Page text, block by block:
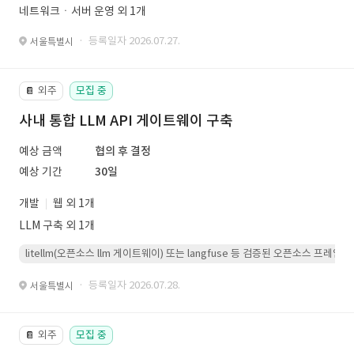
네트워크ㆍ서버 운영 외 1개
서울특별시 · 등록일자 2026.07.27.
📔 외주 모집 중
사내 통합 LLM API 게이트웨이 구축
예상 금액
협의 후 결정
예상 기간
30일
개발
웹 외 1개
LLM 구축 외 1개
litellm(오픈소스 llm 게이트웨이) 또는 langfuse 등 검증된 오픈소스 프레임워
서울특별시 · 등록일자 2026.07.28.
📔 외주 모집 중